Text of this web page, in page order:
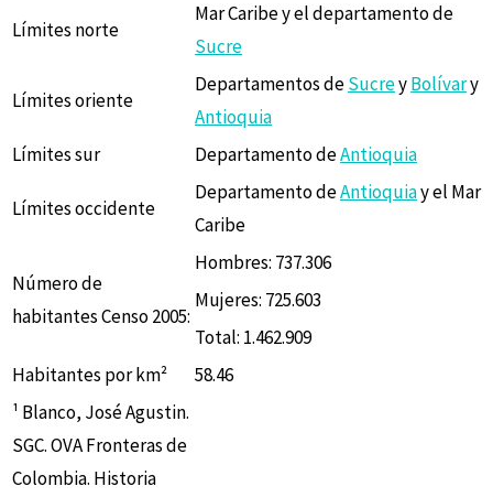
Límites norte
Mar Caribe y el departamento de
Sucre
Límites oriente
Departamentos deSucreyBolívary
Antioquia
Límites sur
Departamento deAntioquia
Límites occidente
Departamento deAntioquiay el Mar
Caribe
Número de
habitantes Censo 2005:
Hombres: 737.306
Mujeres: 725.603
Total: 1.462.909
Habitantes por km²
58.46
¹ Blanco, José Agustin.
SGC. OVA Fronteras de
Colombia. Historia